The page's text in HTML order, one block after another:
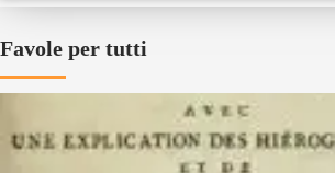
Favole per tutti